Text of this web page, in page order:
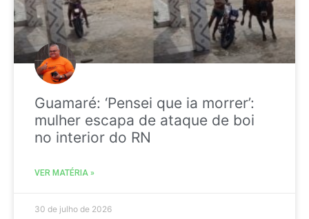
Guamaré: ‘Pensei que ia morrer’:
mulher escapa de ataque de boi
no interior do RN
VER MATÉRIA »
30 de julho de 2026